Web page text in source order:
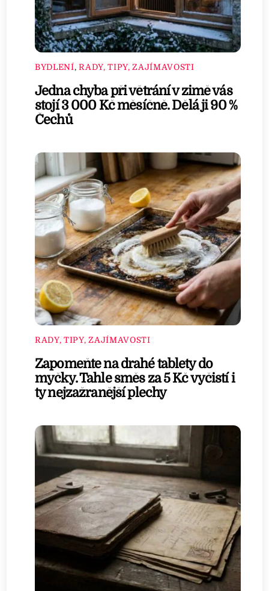
BYDLENÍ,RADY, TIPY, ZAJÍMAVOSTI
Jedna chyba při větrání v zimě vás
stojí 3 000 Kč měsíčně. Dělá ji 90 %
Čechů
RADY, TIPY, ZAJÍMAVOSTI
Zapomeňte na drahé tablety do
myčky. Tahle směs za 5 Kč vyčistí i
ty nejzažranější plechy